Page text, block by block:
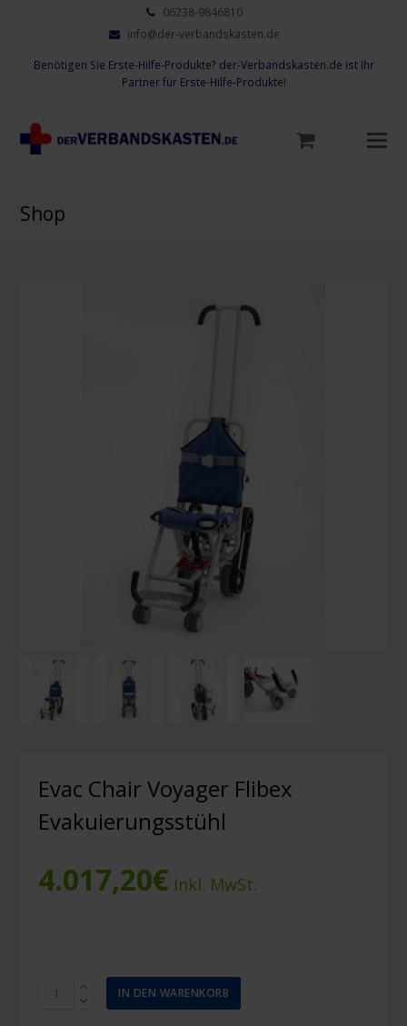
06238-9846810
info@der-verbandskasten.de
Benötigen Sie Erste-Hilfe-Produkte? der-Verbandskasten.de ist Ihr
Partner für Erste-Hilfe-Produkte!
Shop
Evac Chair Voyager Flibex
Evakuierungsstühl
4.017,20€ Inkl. MwSt.
IN DEN WARENKORB